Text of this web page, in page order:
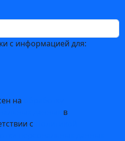
с информацией для:
на
в
с